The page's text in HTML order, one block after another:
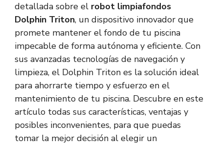
detallada sobre el robot limpiafondos
Dolphin Triton, un dispositivo innovador que
promete mantener el fondo de tu piscina
impecable de forma autónoma y eficiente. Con
sus avanzadas tecnologías de navegación y
limpieza, el Dolphin Triton es la solución ideal
para ahorrarte tiempo y esfuerzo en el
mantenimiento de tu piscina. Descubre en este
artículo todas sus características, ventajas y
posibles inconvenientes, para que puedas
tomar la mejor decisión al elegir un